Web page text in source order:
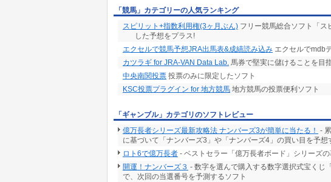
「競馬」カテゴリーの人気ランキング
スピリット+指数利用権(3ヶ月ぶん) フリー競馬総合ソフト「ス
した予想をプラス!
エクセルで競馬予想JRA出馬表&成績読み込み エクセルでmdb
カツラギ for JRA-VAN Data Lab. 馬券で堅実に儲けることを目
中央南関投票 投票のみに限定したソフト
KSC投票プラグイン for 地方競馬 地方競馬の投票便利ソフト
「ギャンブル」カテゴリのソフトレビュー
億万長者シリーズ最新攻略法 ナンバーズ3が簡単に当たる！ -
に基づいて「ナンバーズ3」や「ナンバーズ4」の買い目を予想
ロト6で億万長者 - ベストセラー「億万長者ボード」シリーズ
開運！ナンバーズ３ - 数字を選んで購入する数字選択式宝くじ
で、次回の当選番号を予測するソフト